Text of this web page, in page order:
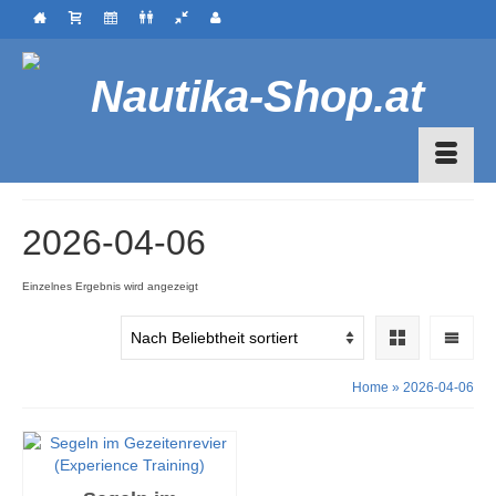
2026-04-06
Einzelnes Ergebnis wird angezeigt
Home » 2026-04-06